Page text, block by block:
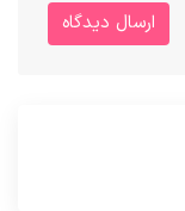
ارسال دیدگاه